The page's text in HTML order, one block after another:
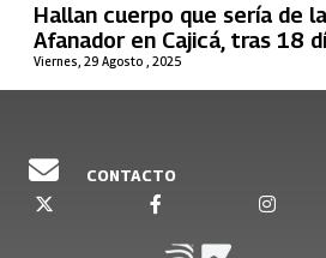
Viernes, 29 Agosto , 2025
Hallan cuerpo que sería de
Afanador en Cajicá, tras 18
CONTACTO